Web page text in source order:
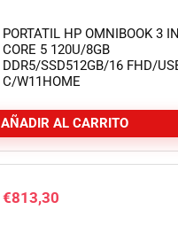
PORTATIL HP OMNIBOOK 3
CORE 5 120U/8GB
DDR5/SSD512GB/16 FHD/
C/W11HOME
AÑADIR AL CARRITO
€813,30